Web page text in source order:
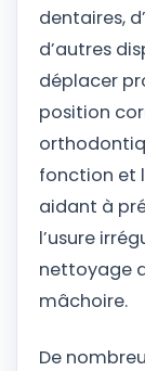
dentaires,
d’autres
déplacer
position
fonction et
aidant à
l’usure
nettoyage
mâchoire.
De